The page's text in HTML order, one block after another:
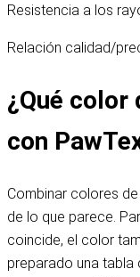
Resistencia a los
Relación calidad/
¿Qué color
con
Combinar colores
de lo que parece.
coincide, el color
preparado una